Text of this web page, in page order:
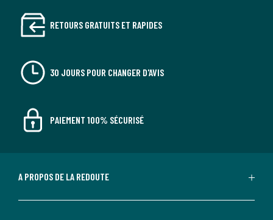
RETOURS GRATUITS ET RAPIDES
30 JOURS POUR CHANGER D'AVIS
PAIEMENT 100% SÉCURISÉ
A PROPOS DE LA REDOUTE